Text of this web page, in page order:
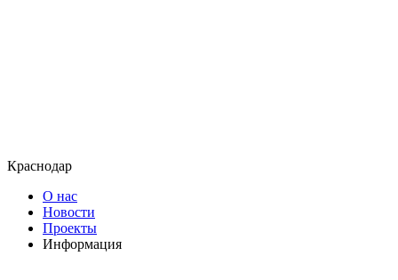
Краснодар
О нас
Новости
Проекты
Информация